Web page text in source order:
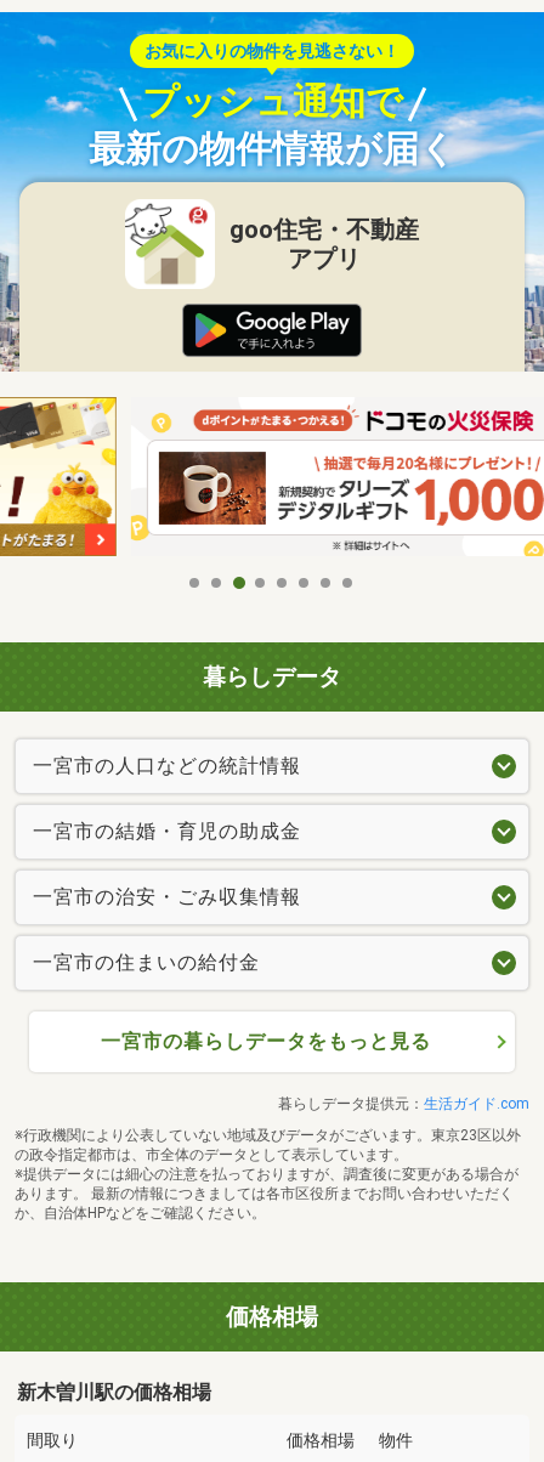
お気に入りの物件を見逃さない！
プッシュ通知で
最新の物件情報が届く
goo住宅・不動産
アプリ
暮らしデータ
一宮市の人口などの統計情報
一宮市の結婚・育児の助成金
一宮市の治安・ごみ収集情報
一宮市の住まいの給付金
一宮市の暮らしデータをもっと見る
暮らしデータ提供元： 生活ガイド.com
※行政機関により公表していない地域及びデータがございます。東京23区以外
の政令指定都市は、市全体のデータとして表示しています。
※提供データには細心の注意を払っておりますが、調査後に変更がある場合が
あります。 最新の情報につきましては各市区役所までお問い合わせいただく
か、自治体HPなどをご確認ください。
価格相場
新木曽川駅の価格相場
間取り 価格相場 物件